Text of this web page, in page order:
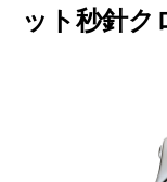
ット秒針ク